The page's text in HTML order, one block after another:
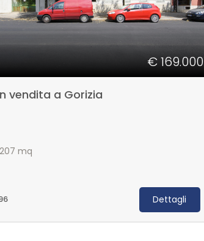
€ 169.000
vendita a Gorizia
207 mq
Dettagli